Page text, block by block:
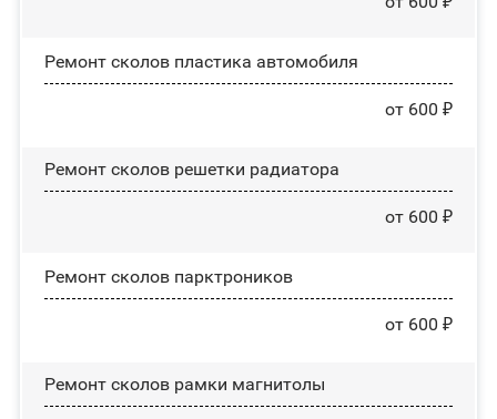
Ремонт сколов пластика автомобиля
от 600 ₽
Ремонт сколов решетки радиатора
от 600 ₽
Ремонт сколов парктроников
от 600 ₽
Ремонт сколов рамки магнитолы